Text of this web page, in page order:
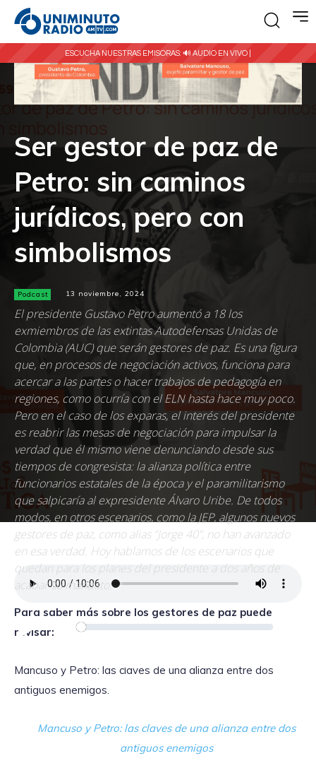
ESCUCHA NUESTRAS EMISORAS: 🔊 AUDIO EN VIVO |
Ser gestor de paz de
Petro: sin caminos
jurídicos, pero con
simbolismos
Podcast 13 noviembre, 2024
El presidente Gustavo Petro aumentó a 18 los
exmiembros de las extintas Autodefensas Unidas de
Colombia (AUC) que serán gestores de paz. Es una figura
que, en procesos de negociación activos, funciona para
acercar a las partes o hacer trabajos de pedagogía en
regiones, como ocurría con el ELN hasta hace muy poco.
Pero en el caso de los exparas, el interés del presidente
es reabrir las mesas de negociación para impulsar la
verdad que él mismo viene denunciando desde sus
tiempos de congresista: la alianza política entre
funcionarios estatales de la época y el paramilitarismo
que salpicaría al expresidente Álvaro Uribe. De todos
modos, en otros escenarios, como la JEP, algunos nuevos
gestores de paz, como alias “Jorge 40”, no han avanzado
en esa verdad. Hoy hablamos de los escenarios que
quedan para los planes del presidente a dos años de
acabar su mandato.
Reproductor
de
Para saber más sobre los gestores de paz puede
revisar:
Mancuso y Petro: las claves de una alianza entre dos
antiguos enemigos.
Mancuso y Petro: las claves de una alianza entre dos
antiguos enemigos